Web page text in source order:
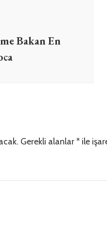
Bakan En
Gerekli alanlar* ile